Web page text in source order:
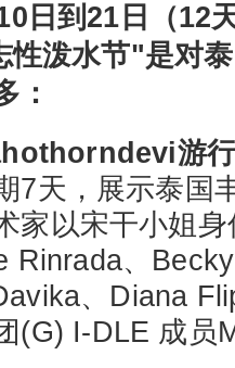
日到21日（12
性泼水节"是对
：
游行
7天，展示泰国
家以宋干小姐
Rinrada、
、Diana
(G) I-DLE 成员